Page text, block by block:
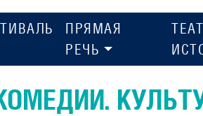
ПРЯМАЯ
РЕЧЬ